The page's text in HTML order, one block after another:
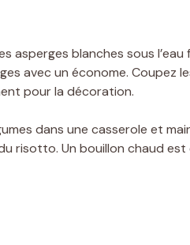
asperges blanches sous l’eau
avec un économe. Coupez
pour la décoration.
dans une casserole et
risotto. Un bouillon chaud est